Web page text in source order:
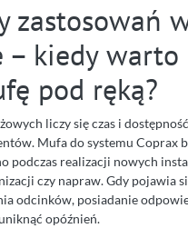
zastosowań
– kiedy warto
pod ręką?
liczy się czas i dostępność
Mufa do systemu Coprax
podczas realizacji nowych
czy napraw. Gdy pojawia
odcinków, posiadanie
opóźnień.